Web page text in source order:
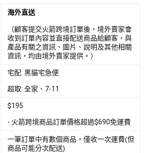
海外直送
（顧客提交火箭跨境訂單後，境外賣家會
收到訂單內容並直接配送商品給顧客，與
產品有關之資訊、圖片、說明及其他相關
資訊，均由境外賣家提供。）
宅配: 黑貓宅急便
超取: 全家、7-11
$195
- 火箭跨境商品訂單價格超過$690免運費
一筆訂單中有數個商品，僅收一次運費(但
商品可能分次配送)